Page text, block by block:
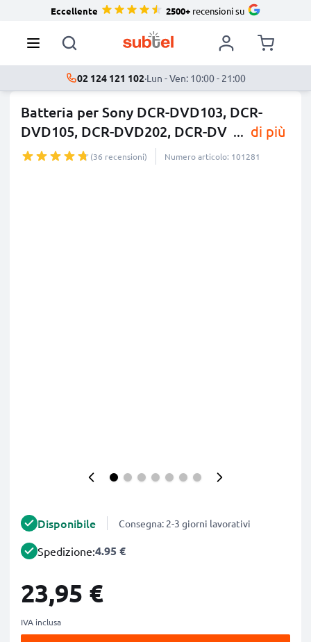
Eccellente 2500+recensioni su
02 124 121 102·Lun - Ven: 10:00 - 21:00
Batteria per Sony DCR-DVD103, DCR-
DVD105, DCR-DVD202, DCR-DV ... di più
(36 recensioni) Numero articolo: 101281
Disponibile Consegna: 2-3 giorni lavorativi
Spedizione:4.95 €
23,95 €
IVA inclusa